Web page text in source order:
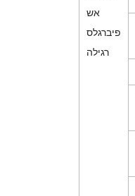
אש
פיברגלס
רגילה